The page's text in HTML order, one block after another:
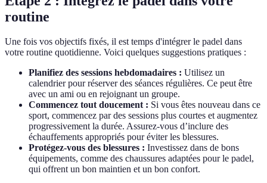
routine
Une fois vos objectifs fixés, il est temps d'intégrer le padel dans
votre routine quotidienne. Voici quelques suggestions pratiques :
Planifiez des sessions hebdomadaires : Utilisez un
calendrier pour réserver des séances régulières. Ce peut être
avec un ami ou en rejoignant un groupe.
Commencez tout doucement : Si vous êtes nouveau dans ce
sport, commencez par des sessions plus courtes et augmentez
progressivement la durée. Assurez-vous d’inclure des
échauffements appropriés pour éviter les blessures.
Protégez-vous des blessures : Investissez dans de bons
équipements, comme des chaussures adaptées pour le padel,
qui offrent un bon maintien et un bon confort.